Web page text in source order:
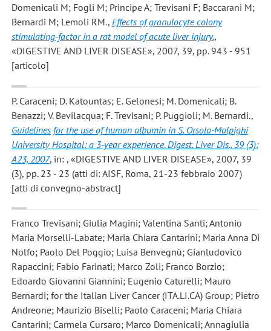
Domenicali M; Fogli M; Principe A; Trevisani F; Baccarani M;
Bernardi M; Lemoli RM., Effects of granulocyte colony
stimulating-factor in a rat model of acute liver injury.,
«DIGESTIVE AND LIVER DISEASE», 2007, 39, pp. 943 - 951
[articolo]
P. Caraceni; D. Katountas; E. Gelonesi; M. Domenicali; B.
Benazzi; V. Bevilacqua; F. Trevisani; P. Puggioli; M. Bernardi.,
Guidelines for the use of human albumin in S. Orsola-Malpighi
University Hospital: a 3-year experience. Digest. Liver Dis., 39 (3):
A23, 2007, in: , «DIGESTIVE AND LIVER DISEASE», 2007, 39
(3), pp. 23 - 23 (atti di: AISF, Roma, 21-23 febbraio 2007)
[atti di convegno-abstract]
Franco Trevisani; Giulia Magini; Valentina Santi; Antonio
Maria Morselli-Labate; Maria Chiara Cantarini; Maria Anna Di
Nolfo; Paolo Del Poggio; Luisa Benvegnù; Gianludovico
Rapaccini; Fabio Farinati; Marco Zoli; Franco Borzio;
Edoardo Giovanni Giannini; Eugenio Caturelli; Mauro
Bernardi; for the Italian Liver Cancer (ITA.LI.CA) Group; Pietro
Andreone; Maurizio Biselli; Paolo Caraceni; Maria Chiara
Cantarini; Carmela Cursaro; Marco Domenicali; Annagiulia